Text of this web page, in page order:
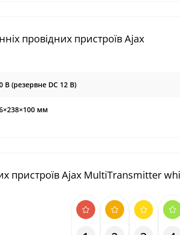
провідних пристроїв Ajax
В (резервне DC 12 В)
мм
пристроїв Ajax MultiTransmitter